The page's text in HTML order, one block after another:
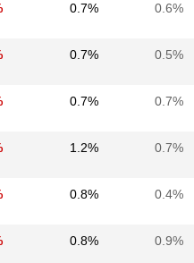
0.7% 0.6%
0.7% 0.5%
0.7% 0.7%
1.2% 0.7%
0.8% 0.4%
0.8% 0.9%